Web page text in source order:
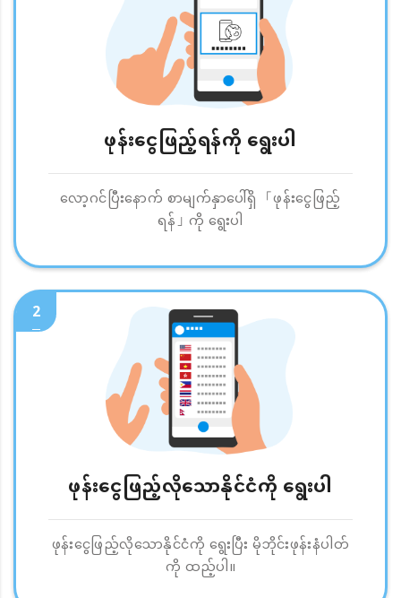
ဖုန်းငွေဖြည့်ရန်ကို ရွေးပါ
လော့ဂင်ပြီးနောက် စာမျက်နှာပေါ်ရှိ 「ဖုန်းငွေဖြည့်
ရန်」ကို ရွေးပါ
2
ဖုန်းငွေဖြည့်လိုသောနိုင်ငံကို ရွေးပါ
ဖုန်းငွေဖြည့်လိုသောနိုင်ငံကို ရွေးပြီး မိုဘိုင်းဖုန်းနံပါတ်
ကို ထည့်ပါ။